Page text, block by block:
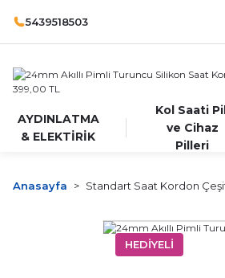
5439518503
AYDINLATMA
& ELEKTİRİK
Kol Saati
ve Cihaz
Pilleri
Anasayfa Standart Saat Kordon
HEDİYELİ